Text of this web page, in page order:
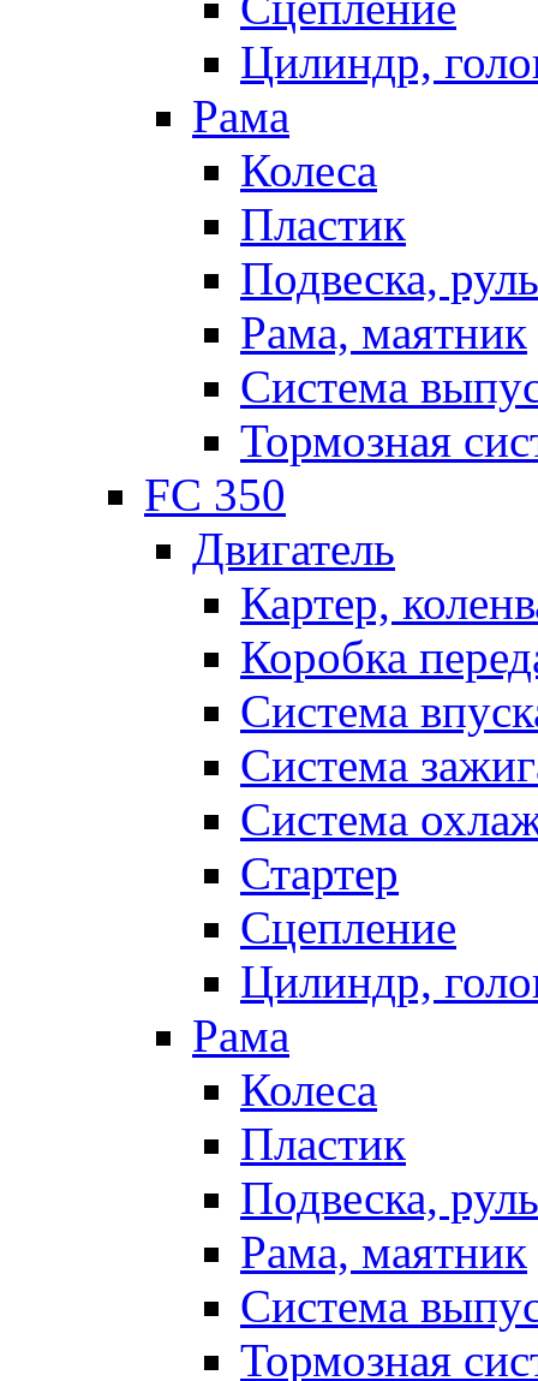
Цилиндр,
Рама
Колеса
Пластик
Подвеска, руль
Рама, маятник
Система
Тормозная
FC 350
Двигатель
Картер,
Коробка
Система
Система
Система
Стартер
Сцепление
Цилиндр,
Рама
Колеса
Пластик
Подвеска, руль
Рама, маятник
Система
Тормозная